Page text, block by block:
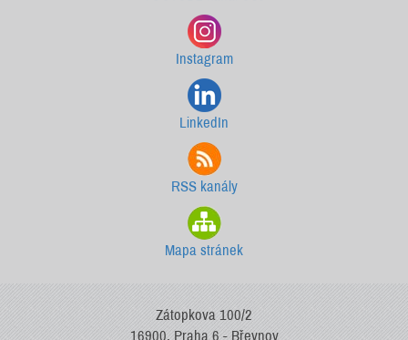
Instagram
LinkedIn
RSS kanály
Mapa stránek
Zátopkova 100/2
16900, Praha 6 - Břevnov